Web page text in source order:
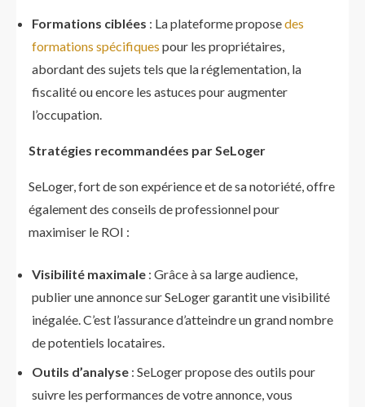
Formations ciblées : La plateforme proposedes
formations spécifiques pour les propriétaires,
abordant des sujets tels que la réglementation, la
fiscalité ou encore les astuces pour augmenter
l’occupation.
Stratégies recommandées par SeLoger
SeLoger, fort de son expérience et de sa notoriété, offre
également des conseils de professionnel pour
maximiser le ROI :
Visibilité maximale : Grâce à sa large audience,
publier une annonce sur SeLoger garantit une visibilité
inégalée. C’est l’assurance d’atteindre un grand nombre
de potentiels locataires.
Outils d’analyse : SeLoger propose des outils pour
suivre les performances de votre annonce, vous